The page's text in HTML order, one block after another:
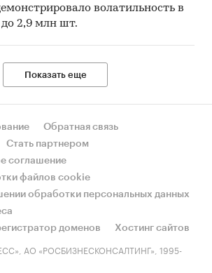
волатильность в
до 2,9 млн шт.
Показать еще
Обратная связь
Стать партнером
соглашение
файлов cookie
обработки персональных данных
доменов
Хостинг сайтов
АО «РОСБИЗНЕСКОНСАЛТИНГ», 1995-